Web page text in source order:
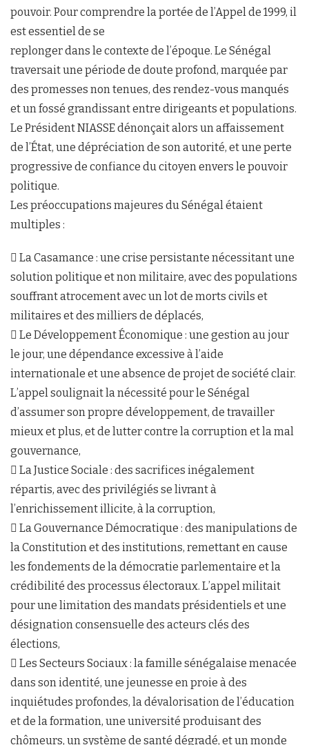
pouvoir. Pour comprendre la portée de l’Appel de 1999, il
est essentiel de se
replonger dans le contexte de l’époque. Le Sénégal
traversait une période de doute profond, marquée par
des promesses non tenues, des rendez-vous manqués
et un fossé grandissant entre dirigeants et populations.
Le Président NIASSE dénonçait alors un affaissement
de l’État, une dépréciation de son autorité, et une perte
progressive de confiance du citoyen envers le pouvoir
politique.
Les préoccupations majeures du Sénégal étaient
multiples :
 La Casamance : une crise persistante nécessitant une
solution politique et non militaire, avec des populations
souffrant atrocement avec un lot de morts civils et
militaires et des milliers de déplacés,
 Le Développement Économique : une gestion au jour
le jour, une dépendance excessive à l’aide
internationale et une absence de projet de société clair.
L’appel soulignait la nécessité pour le Sénégal
d’assumer son propre développement, de travailler
mieux et plus, et de lutter contre la corruption et la mal
gouvernance,
 La Justice Sociale : des sacrifices inégalement
répartis, avec des privilégiés se livrant à
l’enrichissement illicite, à la corruption,
 La Gouvernance Démocratique : des manipulations de
la Constitution et des institutions, remettant en cause
les fondements de la démocratie parlementaire et la
crédibilité des processus électoraux. L’appel militait
pour une limitation des mandats présidentiels et une
désignation consensuelle des acteurs clés des
élections,
 Les Secteurs Sociaux : la famille sénégalaise menacée
dans son identité, une jeunesse en proie à des
inquiétudes profondes, la dévalorisation de l’éducation
et de la formation, une université produisant des
chômeurs, un système de santé dégradé, et un monde